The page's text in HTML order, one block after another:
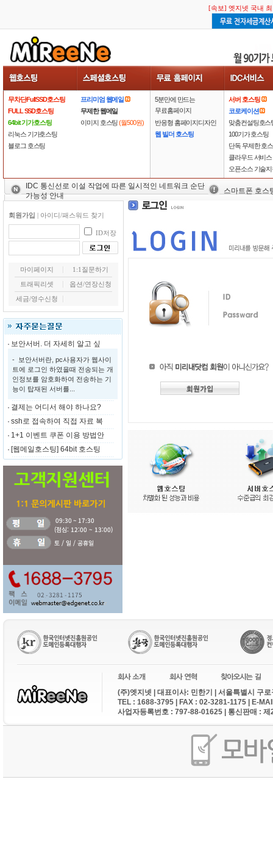
[속보] 엣지넷 국내
무차단FullSSD호스팅
FULL SSD호스팅
64bit 기가호스팅
리눅스 기가호스팅
블로그 호스팅
프리미엄 웹메일
무제한 웹메일
이미지 호스팅(월500원)
5분만에 만드는
무료홈페이지
반응형 홈페이지디자인
웹 빌더 호스팅
서버 호스팅
코로케이션
맞춤컨설팅호스
100기가 호스팅
단독 무제한 호
클라우드 서비스
오픈소스 기술
IDC 통신선로 이설 작업에 따른 일시적인 네트워크 순단
가능성 안내
스마트폰 호스
회원가입 | 아이디/패스워드 찾기
ID저장
마이페이지
1:1질문하기
트래픽리셋
옵션/연장신청
세금/영수신청
보안서버. 더 자세히 알고 싶
- 보안서버란, pc사용자가 웹사이
트에 로그인 하였을때 전송되는 개
인정보를 암호화하여 전송하는 기
능이 탑재된 서버를...
결제는 어디서 해야 하나요?
ssh로 접속하여 직접 자료 복
1+1 이벤트 쿠폰 이용 방법안
[웹메일호스팅] 64bit 호스팅
(주)엣지넷 | 대표이사: 민한기 | 서울특별시 구
TEL : 1688-3795 | FAX : 02-3281-1175 | E-
사업자등록번호 : 797-88-01625 | 통신판매 :